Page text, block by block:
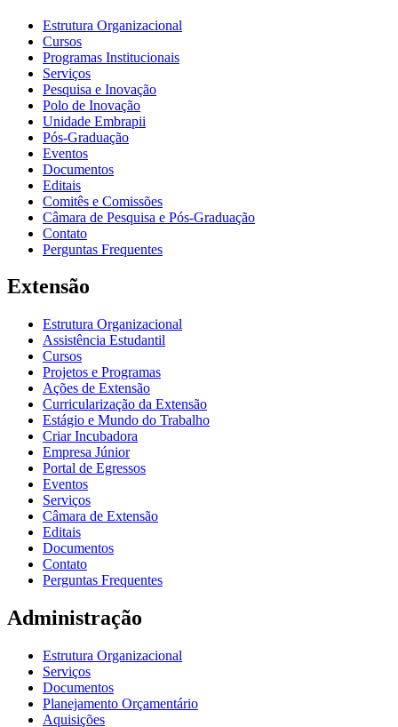
Estrutura Organizacional
Cursos
Programas Institucionais
Serviços
Pesquisa e Inovação
Polo de Inovação
Unidade Embrapii
Pós-Graduação
Eventos
Documentos
Editais
Comitês e Comissões
Câmara de Pesquisa e Pós-Graduação
Contato
Perguntas Frequentes
Extensão
Estrutura Organizacional
Assistência Estudantil
Cursos
Projetos e Programas
Ações de Extensão
Curricularização da Extensão
Estágio e Mundo do Trabalho
Criar Incubadora
Empresa Júnior
Portal de Egressos
Eventos
Serviços
Câmara de Extensão
Editais
Documentos
Contato
Perguntas Frequentes
Administração
Estrutura Organizacional
Serviços
Documentos
Planejamento Orçamentário
Aquisições